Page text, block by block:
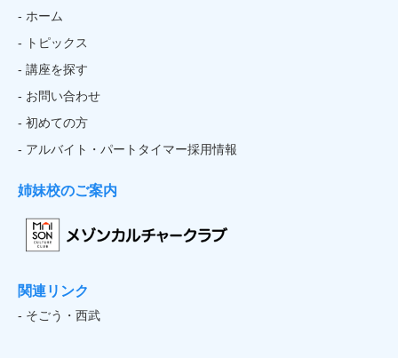
- ホーム
- トピックス
- 講座を探す
- お問い合わせ
- 初めての方
- アルバイト・パートタイマー採用情報
姉妹校のご案内
関連リンク
- そごう・西武